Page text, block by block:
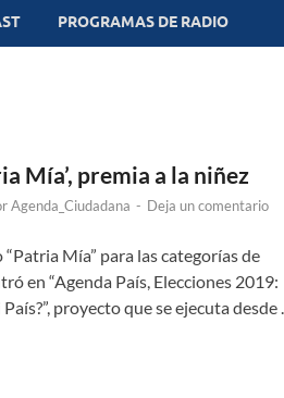
PROGRAMAS DE RADIO
Mía’, premia a la niñez
Agenda_Ciudadana - Deja un comentario
Mía” para las categorías de
en “Agenda País, Elecciones 2019:
proyecto que se ejecuta desde …